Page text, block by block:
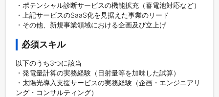
・ポテンシャル診断サービスの機能拡充（蓄電池対応など）
・上記サービスのSaaS化を見据えた事業のリード
・その他、新規事業領域における企画及び立上げ
必須スキル
以下のうち3つに該当
・発電量計算の実務経験（日射量等を加味した試算）
・太陽光導入支援サービスの実務経験（企画・エンジニアリ
ング・コンサルティング）